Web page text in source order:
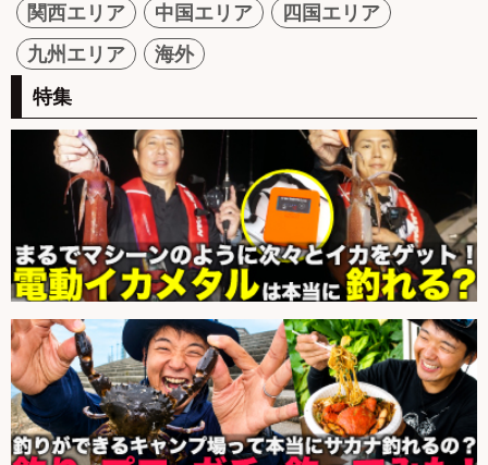
関西エリア
中国エリア
四国エリア
九州エリア
海外
特集